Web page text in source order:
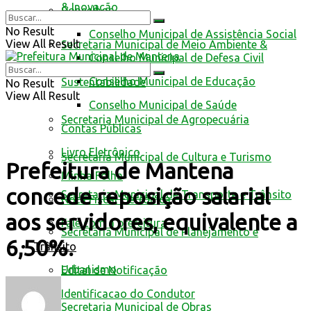
Conselhos
Conselho Municipal de Assistência Social
Conselho Municipal de Defesa Civil
Conselho Municipal de Educação
Conselho Municipal de Saúde
Contas Públicas
Livro Eletrônico
Minha Folha
Nota Fiscal Eletrônica
Fale com a prefeitura
Trânsito
Edital de Notificação
Identificacao do Condutor
& Inovação
Secretaria Municipal de Meio Ambiente &
Sustentabilidade
Secretaria Municipal de Agropecuária
Secretaria Municipal de Cultura e Turismo
Secretaria Municipal de Transporte e Trânsito
Secretaria Municipal de Planejamento e
Urbanismo
Secretaria Municipal de Obras
No Result
View All Result
No Result
View All Result
Prefeitura de Mantena
concede reposição salarial
aos servidores, equivalente a
6,50%.